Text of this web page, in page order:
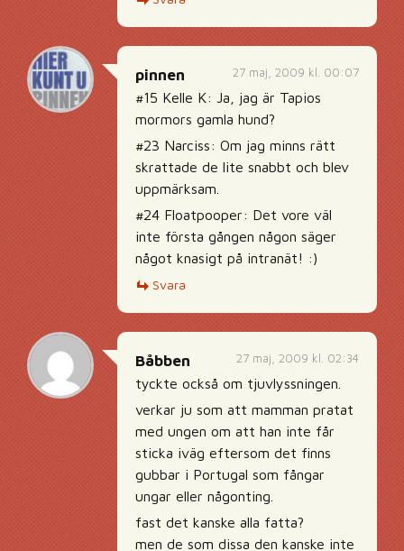
27 maj, 2009 kl. 00:07
pinnen
#15 Kelle K: Ja, jag är Tapios
mormors gamla hund?
#23 Narciss: Om jag minns rätt
skrattade de lite snabbt och blev
uppmärksam.
#24 Floatpooper: Det vore väl
inte första gången någon säger
något knasigt på intranät! :)
Svara
27 maj, 2009 kl. 02:34
Båbben
tyckte också om tjuvlyssningen.
verkar ju som att mamman pratat
med ungen om att han inte får
sticka iväg eftersom det finns
gubbar i Portugal som fångar
ungar eller någonting.
fast det kanske alla fatta?
men de som dissa den kanske inte